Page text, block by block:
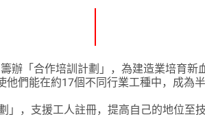
辦「合作培訓計劃」，為建造業培育
他們能在約17個不同行業工種中，成為半
，支援工人註冊，提高自己的地位至